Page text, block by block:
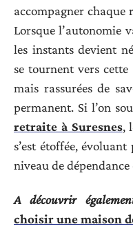
accompagner chaque
Lorsque l’autonomie
les instants devient
se tournent vers
mais rassurées de
permanent. Si l’on
retraite à Suresnes,
s’est étoffée,
niveau de
A découvrir
choisir une maison